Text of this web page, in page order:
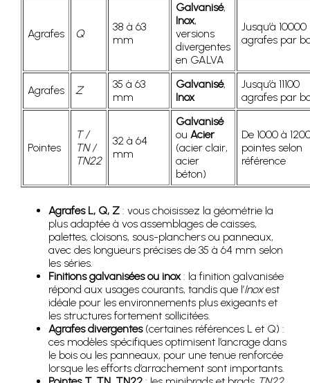
Agrafes Q
38 à 63
mm
Galvanisé,
Inox,
versions
divergentes
en GALVA
Jusqu’à 10000
agrafes par
Agrafes Z
35 à 63
mm
Galvanisé,
Inox
Jusqu’à 11100
agrafes par
Pointes
T /
TN /
TN22
32 à 64
mm
Galvanisé
ou Acier
(acier clair,
acier
béton)
De 1000 à
pointes selon
référence
Agrafes L, Q, Z : vous choisissez la géométrie la
plus adaptée à vos assemblages de caisses,
palettes, cloisons, sous-planchers ou panneaux,
avec des longueurs précises de 35 à 64 mm selon
les séries.
Finitions galvanisées ou inox: la finition galvanisée
répond aux usages courants, tandis que l’Inoxest
idéale pour les environnements plus exigeants et
les structures fortement sollicitées.
Agrafes divergentes(certaines références L et Q) :
ces modèles spécifiques optimisent l’ancrage dans
le bois ou les panneaux, pour une tenue renforcée
lorsque les efforts d’arrachement sont importants.